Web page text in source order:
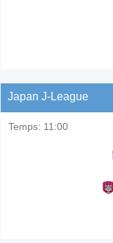
Japan J-League
Temps: 11:00